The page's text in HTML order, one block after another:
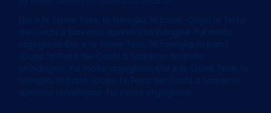
Elio e le Storie Tese, la famiglia, la band. «Dopo la Terra
dei Cachi a Sanremo aprirono un'indagine. Fui molto
orgoglioso»Elio e le Storie Tese, la famiglia, la band.
«Dopo la Terra dei Cachi a Sanremo aprirono
un'indagine. Fui molto orgoglioso»Elio e le Storie Tese, la
famiglia, la band. «Dopo la Terra dei Cachi a Sanremo
aprirono un'indagine. Fui molto orgoglioso»